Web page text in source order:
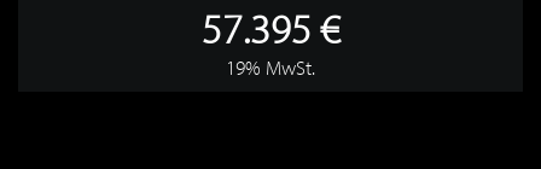
57.395 €
19% MwSt.